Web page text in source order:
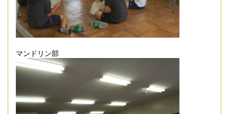
マンドリン部